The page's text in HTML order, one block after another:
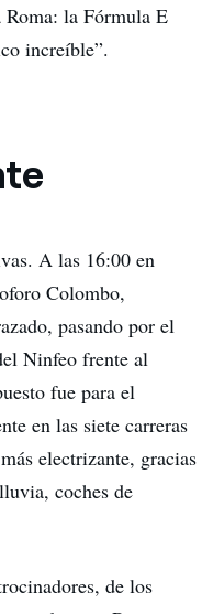
Roma: la Fórmula E
increíble”.
A las 16:00 en
Colombo,
pasando por el
Ninfeo frente al
fue para el
en las siete carreras
electrizante, gracias
coches de
de los